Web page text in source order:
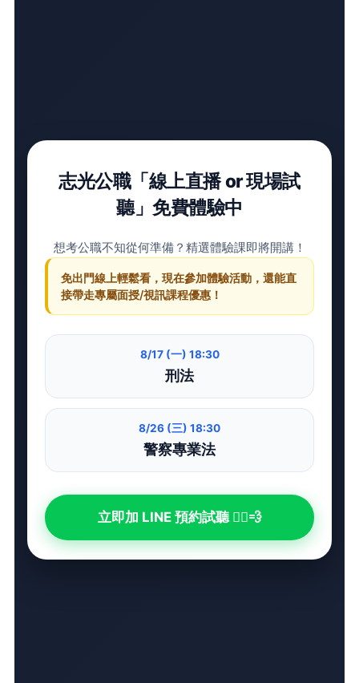
志光公職「線上直播 or 現場試
聽」免費體驗中
想考公職不知從何準備？精選體驗課即將開講！
免出門線上輕鬆看，現在參加體驗活動，還能直
接帶走專屬面授/視訊課程優惠！
8/17 (一) 18:30
刑法
8/26 (三) 18:30
警察專業法
立即加 LINE 預約試聽 🏃‍♂️💨